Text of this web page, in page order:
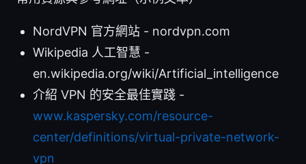
NordVPN 官方網站 - nordvpn.com
Wikipedia 人工智慧 -
en.wikipedia.org/wiki/Artificial_intelligence
介紹 VPN 的安全最佳實踐 -
www.kaspersky.com/resource-
center/definitions/virtual-private-network-
vpn